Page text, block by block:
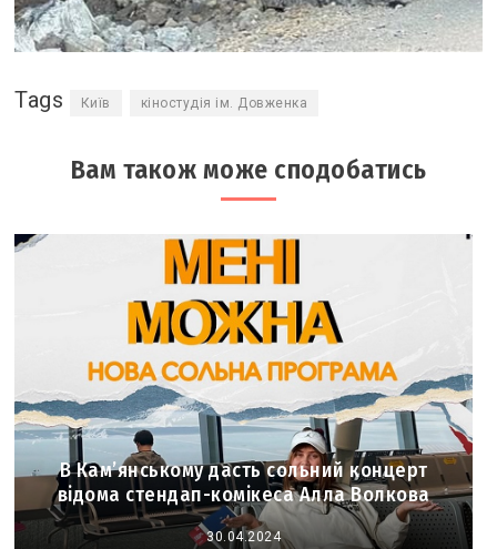
Tags Київ кіностудія ім. Довженка
Вам також може сподобатись
В Кам’янському дасть сольний концерт
відома стендап-комікеса Алла Волкова
30.04.2024